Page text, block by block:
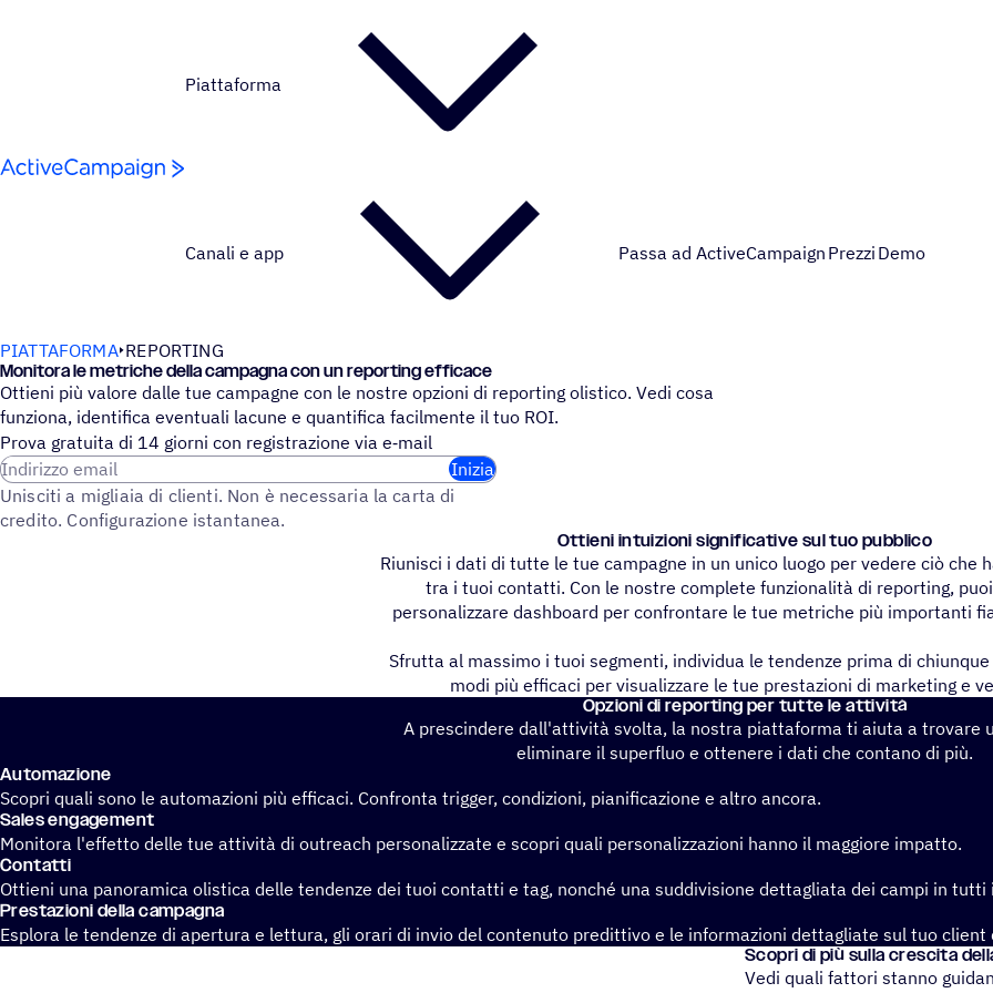
Piattaforma
Canali e app Passa ad ActiveCampaign Prezzi Demo
PIATTAFORMA REPORTING
Moni­tora le metri­che della campa­gna con un reporting efficace
Ottieni più valore dalle tue campagne con le nostre opzioni di reporting olistico. Vedi cosa
funziona, identifica eventuali lacune e quantifica facilmente il tuo ROI.
Prova gratuita di 14 giorni con regi­stra­zione via e‑mail
Indirizzo email
Inizia
Unisciti a migliaia di clienti. Non è necessaria la carta di
credito. Configurazione istantanea.
Ottieni intui­zioni signi­fi­ca­tive sul tuo pubblico
Riunisci i dati di tutte le tue campagne in un unico luogo per vedere ciò che
tra i tuoi contatti. Con le nostre complete funzionalità di reporting,
personalizzare dashboard per confrontare le tue metriche più importanti
Sfrutta al massimo i tuoi segmenti, individua le tendenze prima di
modi più efficaci per visualizzare le tue prestazioni di marketing e
Opzioni di repor­ting per tutte le attività
A prescindere dall'attività svolta, la nostra piattaforma ti aiuta a trovare
eliminare il superfluo e ottenere i dati che contano di più.
Auto­ma­zione
Scopri quali sono le automazioni più efficaci. Confronta trigger, condizioni, pianificazione e altro ancora.
Sales enga­ge­ment
Monitora l'effetto delle tue attività di outreach personalizzate e scopri quali personalizzazioni hanno il maggiore impatto.
Contatti
Ottieni una panoramica olistica delle tendenze dei tuoi contatti e tag, nonché una suddivisione dettagliata dei campi in tutti
Presta­zioni della campagna
Esplora le tendenze di apertura e lettura, gli orari di invio del contenuto predittivo e le informazioni dettagliate sul tuo
Scopri di più sulla crescita
Vedi quali fattori stanno